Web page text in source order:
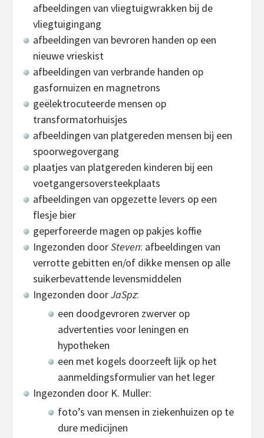
afbeeldingen van vliegtuigwrakken bij de
vliegtuigingang
afbeeldingen van bevroren handen op een
nieuwe vrieskist
afbeeldingen van verbrande handen op
gasfornuizen en magnetrons
geëlektrocuteerde mensen op
transformatorhuisjes
afbeeldingen van platgereden mensen bij een
spoorwegovergang
plaatjes van platgereden kinderen bij een
voetgangersoversteekplaats
afbeeldingen van opgezette levers op een
flesje bier
geperforeerde magen op pakjes koffie
Ingezonden doorSteven: afbeeldingen van
verrotte gebitten en/of dikke mensen op alle
suikerbevattende levensmiddelen
Ingezonden doorJaSpz:
een doodgevroren zwerver op
advertenties voor leningen en
hypotheken
een met kogels doorzeeft lijk op het
aanmeldingsformulier van het leger
Ingezonden door K. Muller:
foto’s van mensen in ziekenhuizen op te
dure medicijnen